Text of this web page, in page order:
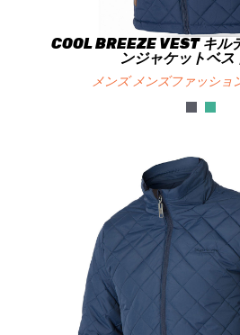
COOL BREEZE VEST キル
ンジャケットベス
メンズ メンズファッショ